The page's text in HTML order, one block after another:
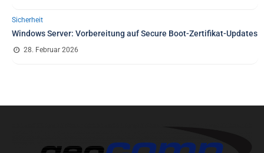
Sicherheit
Windows Server: Vorbereitung auf Secure Boot-Zertifikat-Updates
28. Februar 2026